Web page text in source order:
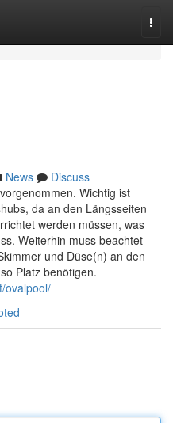
News
Discuss
Wichtig ist
da an den Längsseiten
werden müssen, was
Weiterhin muss beachtet
und Düse(n) an den
Platz benötigen.
ovalpool/